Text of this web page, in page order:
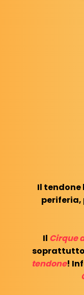
Il tendone
periferia,
Il Cirque
soprattutto
tendone!